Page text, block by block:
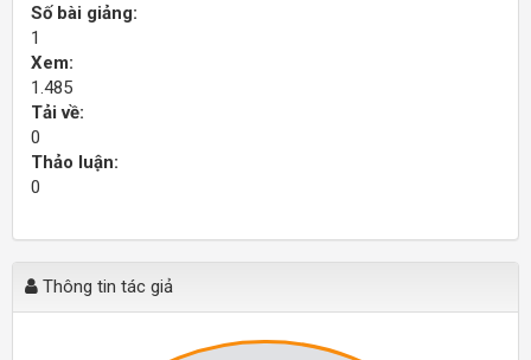
Số bài giảng:
1
Xem:
1.485
Tải về:
0
Thảo luận:
0
Thông tin tác giả